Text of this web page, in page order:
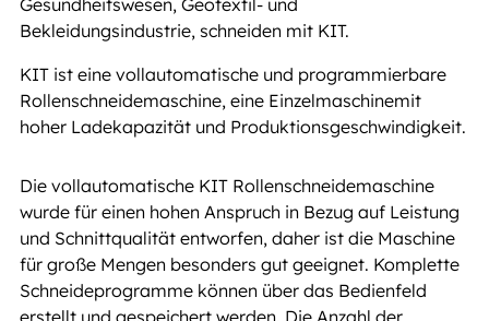
Gesundheitswesen, Geotextil- und
Bekleidungsindustrie, schneiden mit KIT.
KIT ist eine vollautomatische und programmierbare
Rollenschneidemaschine, eine Einzelmaschinemit
hoher Ladekapazität und Produktionsgeschwindigkeit.
Die vollautomatische KIT Rollenschneidemaschine
wurde für einen hohen Anspruch in Bezug auf Leistung
und Schnittqualität entworfen, daher ist die Maschine
für große Mengen besonders gut geeignet. Komplette
Schneideprogramme können über das Bedienfeld